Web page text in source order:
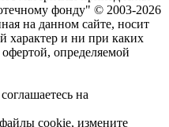
фонду" © 2003-2026
на данном сайте, носит
характер и ни при каких
определяемой
на
cookie, измените